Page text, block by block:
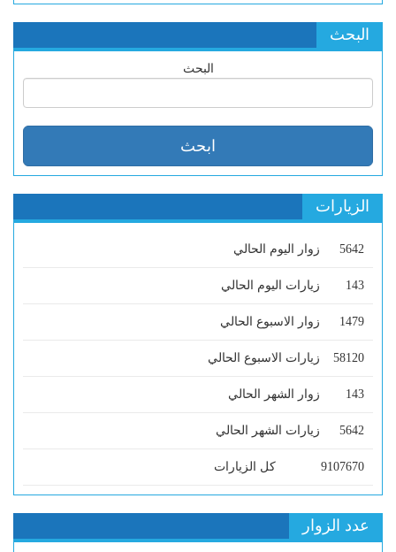
البحث
البحث
الزيارات
5642 زوار اليوم الحالي
143 زيارات اليوم الحالي
1479 زوار الاسبوع الحالي
58120 زيارات الاسبوع الحالي
143 زوار الشهر الحالي
5642 زيارات الشهر الحالي
9107670 كل الزيارات
عدد الزوار